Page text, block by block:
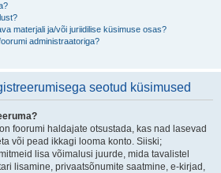
materjali ja/või juriidilise küsimuse osas?
administraatoriga?
seotud küsimused
foorumi haldajate otsustada, kas nad lasevad
või pead ikkagi looma konto. Siiski;
lisa võimalusi juurde, mida tavalistel
lisamine, privaatsõnumite saatmine, e-kirjad,